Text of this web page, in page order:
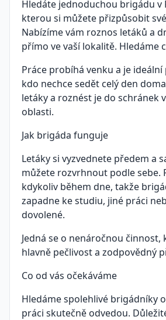
Hledáte jednoduchou brigádu v
kterou si můžete přizpůsobit
Nabízíme vám roznos letáků a
přímo ve vaší lokalitě. Hledáme
Práce probíhá venku a je
kdo nechce sedět celý den
letáky a roznést je do schránek
oblasti.
Jak brigáda funguje
Letáky si vyzvednete předem a
můžete rozvrhnout podle sebe.
kdykoliv během dne, takže
zapadne ke studiu, jiné práci
dovolené.
Jedná se o nenáročnou činnost,
hlavně pečlivost a zodpovědný
Co od vás očekáváme
Hledáme spolehlivé brigádníky
práci skutečně odvedou.